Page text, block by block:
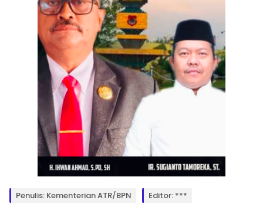
Penulis: Kementerian ATR/BPN Editor: ***